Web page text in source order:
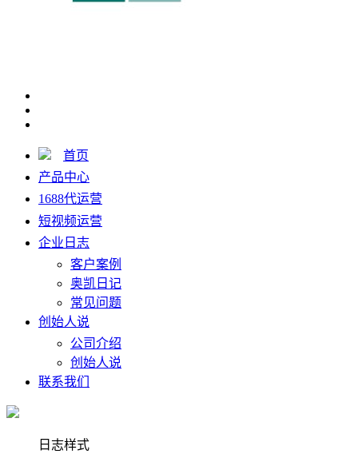
首页
产品中心
1688代运营
短视频运营
企业日志
客户案例
奥凯日记
常见问题
创始人说
公司介绍
创始人说
联系我们
日志样式